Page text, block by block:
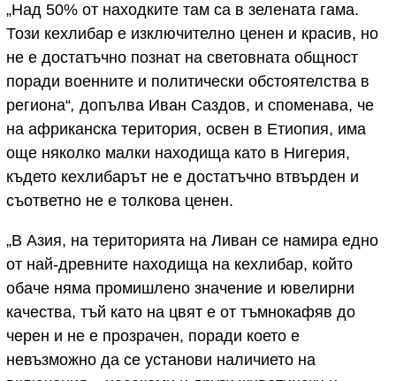
„Над 50% от находките там са в зелената гама.
Този кехлибар е изключително ценен и красив, но
не е достатъчно познат на световната общност
поради военните и политически обстоятелства в
региона“, допълва Иван Саздов, и споменава, че
на африканска територия, освен в Етиопия, има
още няколко малки находища като в Нигерия,
където кехлибарът не е достатъчно втвърден и
съответно не е толкова ценен.
„В Азия, на територията на Ливан се намира едно
от най-древните находища на кехлибар, който
обаче няма промишлено значение и ювелирни
качества, тъй като на цвят е от тъмнокафяв до
черен и не е прозрачен, поради което е
невъзможно да се установи наличието на